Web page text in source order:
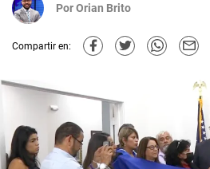
PorOrian Brito
Compartir en: